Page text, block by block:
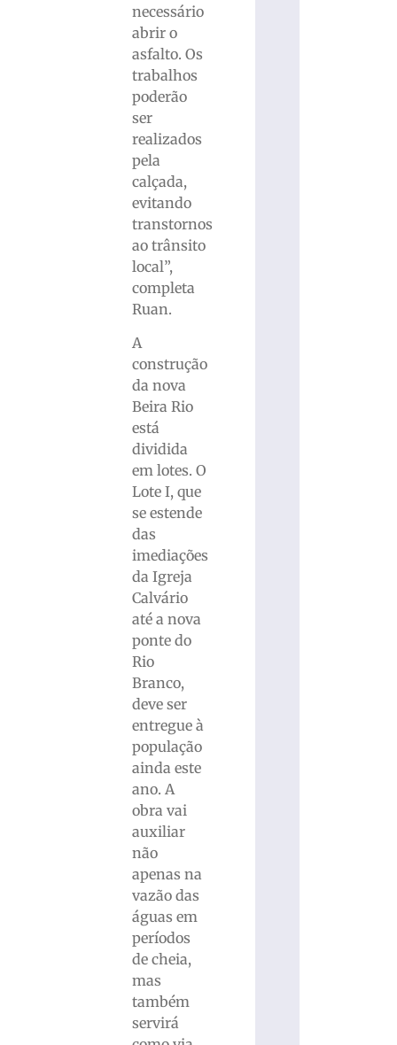
necessário
abrir o
asfalto. Os
trabalhos
poderão
ser
realizados
pela
calçada,
evitando
transtornos
ao trânsito
local”,
completa
Ruan.
A
construção
da nova
Beira Rio
está
dividida
em lotes. O
Lote I, que
se estende
das
imediações
da Igreja
Calvário
até a nova
ponte do
Rio
Branco,
deve ser
entregue à
população
ainda este
ano. A
obra vai
auxiliar
não
apenas na
vazão das
águas em
períodos
de cheia,
mas
também
servirá